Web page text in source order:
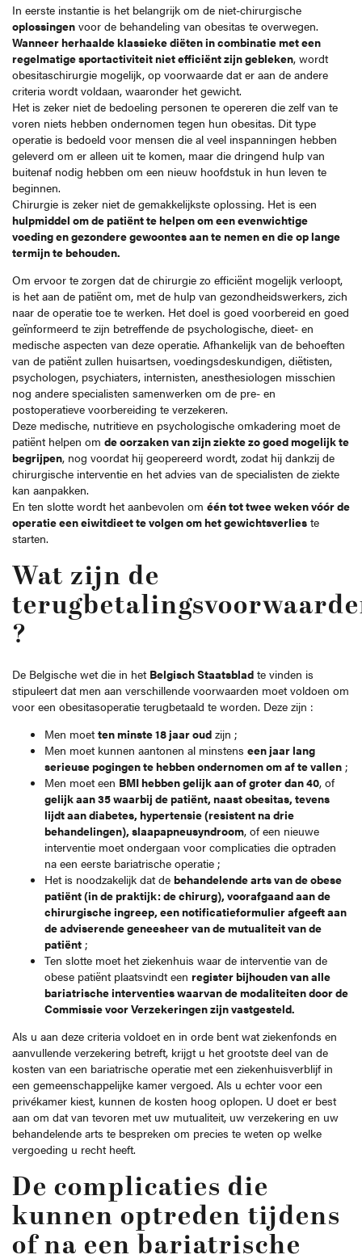
In eerste instantie is het belangrijk om de niet-chirurgische
oplossingen voor de behandeling van obesitas te overwegen.
Wanneer herhaalde klassieke diëten in combinatie met een
regelmatige sportactiviteit niet efficiënt zijn gebleken, wordt
obesitaschirurgie mogelijk, op voorwaarde dat er aan de andere
criteria wordt voldaan, waaronder het gewicht.
Het is zeker niet de bedoeling personen te opereren die zelf van te
voren niets hebben ondernomen tegen hun obesitas. Dit type
operatie is bedoeld voor mensen die al veel inspanningen hebben
geleverd om er alleen uit te komen, maar die dringend hulp van
buitenaf nodig hebben om een nieuw hoofdstuk in hun leven te
beginnen.
Chirurgie is zeker niet de gemakkelijkste oplossing. Het is een
hulpmiddel om de patiënt te helpen om een evenwichtige
voeding en gezondere gewoontes aan te nemen en die op lange
termijn te behouden.
Om ervoor te zorgen dat de chirurgie zo efficiënt mogelijk verloopt,
is het aan de patiënt om, met de hulp van gezondheidswerkers, zich
naar de operatie toe te werken. Het doel is goed voorbereid en goed
geïnformeerd te zijn betreffende de psychologische, dieet- en
medische aspecten van deze operatie. Afhankelijk van de behoeften
van de patiënt zullen huisartsen, voedingsdeskundigen, diëtisten,
psychologen, psychiaters, internisten, anesthesiologen misschien
nog andere specialisten samenwerken om de pre- en
postoperatieve voorbereiding te verzekeren.
Deze medische, nutritieve en psychologische omkadering moet de
patiënt helpen om de oorzaken van zijn ziekte zo goed mogelijk te
begrijpen, nog voordat hij geopereerd wordt, zodat hij dankzij de
chirurgische interventie en het advies van de specialisten de ziekte
kan aanpakken.
En ten slotte wordt het aanbevolen om één tot twee weken vóór de
operatie een eiwitdieet te volgen om het gewichtsverlies te
starten.
Wat zijn de
?
De Belgische wet die in het Belgisch Staatsblad te vinden is
stipuleert dat men aan verschillende voorwaarden moet voldoen om
voor een obesitasoperatie terugbetaald te worden. Deze zijn :
Men moetten minste 18 jaar oud zijn ;
Men moet kunnen aantonen al minstens een jaar lang
serieuse pogingen te hebben ondernomen om af te vallen ;
Men moet een BMI hebben gelijk aan of groter dan 40, of
gelijk aan 35 waarbij de patiënt, naast obesitas, tevens
lijdt aan diabetes, hypertensie (resistent na drie
behandelingen), slaapapneusyndroom, of een nieuwe
interventie moet ondergaan voor complicaties die optraden
na een eerste bariatrische operatie ;
Het is noodzakelijk dat de behandelende arts van de obese
patiënt (in de praktijk: de chirurg), voorafgaand aan de
chirurgische ingreep, een notificatieformulier afgeeft aan
de adviserende geneesheer van de mutualiteit van de
patiënt ;
Ten slotte moet het ziekenhuis waar de interventie van de
obese patiënt plaatsvindt een register bijhouden van alle
bariatrische interventies waarvan de modaliteiten door de
Commissie voor Verzekeringen zijn vastgesteld.
Als u aan deze criteria voldoet en in orde bent wat ziekenfonds en
aanvullende verzekering betreft, krijgt u het grootste deel van de
kosten van een bariatrische operatie met een ziekenhuisverblijf in
een gemeenschappelijke kamer vergoed. Als u echter voor een
privékamer kiest, kunnen de kosten hoog oplopen. U doet er best
aan om dat van tevoren met uw mutualiteit, uw verzekering en uw
behandelende arts te bespreken om precies te weten op welke
vergoeding u recht heeft.
De complicaties die
kunnen optreden tijdens
of na een bariatrische